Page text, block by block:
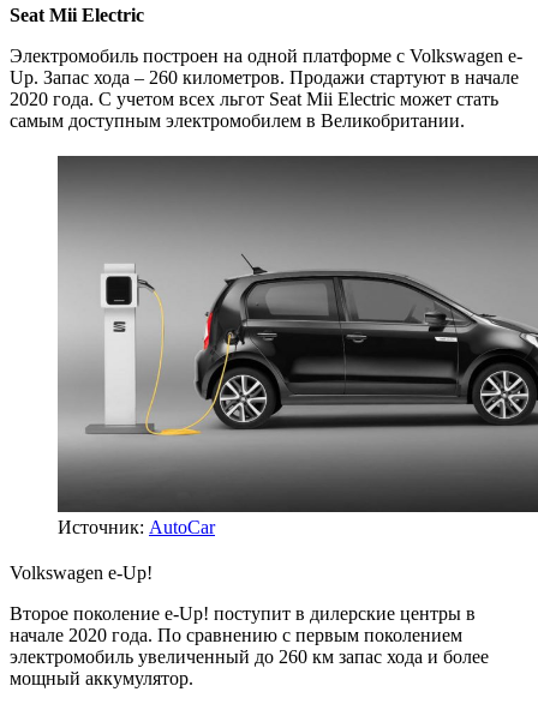
Seat Mii Electric
Электромобиль построен на одной платформе с Volkswagen e-
Up. Запас хода – 260 километров. Продажи стартуют в начале
2020 года. С учетом всех льгот Seat Mii Electric может стать
самым доступным электромобилем в Великобритании.
Источник: AutoCar
Volkswagen e-Up!
Второе поколение e-Up! поступит в дилерские центры в
начале 2020 года. По сравнению с первым поколением
электромобиль увеличенный до 260 км запас хода и более
мощный аккумулятор.